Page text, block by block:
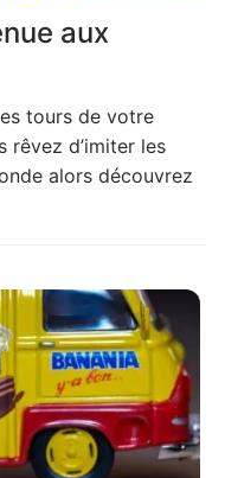
aux
tours de votre
rêvez d’imiter les
alors découvrez